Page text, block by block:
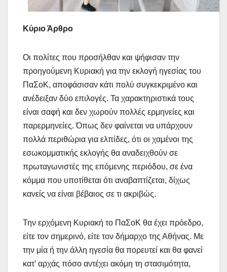
Κύριο Άρθρο
Οι πολίτες που προσήλθαν και ψήφισαν την
προηγούμενη Κυριακή για την εκλογή ηγεσίας του
ΠαΣοΚ, αποφάσισαν κάτι πολύ συγκεκριμένο και
ανέδειξαν δύο επιλογές. Τα χαρακτηριστικά τους
είναι σαφή και δεν χωρούν πολλές ερμηνείες και
παρερμηνείες. Όπως δεν φαίνεται να υπάρχουν
πολλά περιθώρια για ελπίδες, ότι οι χαμένοι της
εσωκομματικής εκλογής θα αναδειχθούν σε
πρωταγωνιστές της επόμενης περιόδου, σε ένα
κόμμα που υποτίθεται ότι αναβαπτίζεται, δίχως
κανείς να είναι βέβαιος σε τι ακριβώς.
Την ερχόμενη Κυριακή το ΠαΣοΚ θα έχει πρόεδρο,
είτε τον σημερινό, είτε τον δήμαρχο της Αθήνας. Με
την μία ή την άλλη ηγεσία θα πορευτεί και θα φανεί
κατ’ αρχάς πόσο αντέχει ακόμη τη στασιμότητα,